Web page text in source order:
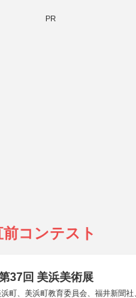
PR
コンテスト
37回 美浜美術展
町、美浜町教育委員会、福井新聞社